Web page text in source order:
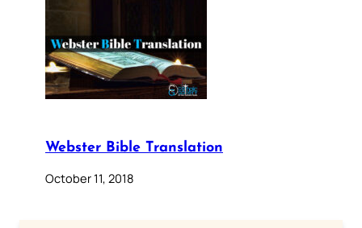
Webster Bible Translation
October 11, 2018